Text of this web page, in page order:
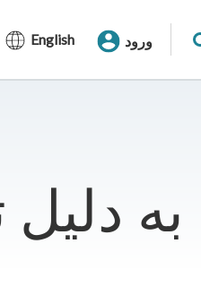
English ورود